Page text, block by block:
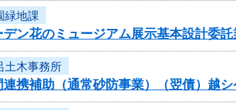
緑地課
ン花のミュージアム展示基本設計委
土木事務所
携補助（通常砂防事業）（翌債）越